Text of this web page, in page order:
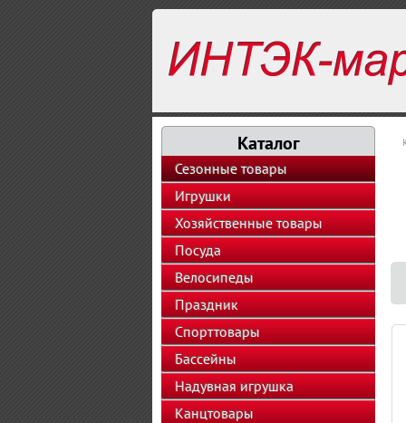
Каталог
Сезонные товары
Игрушки
Хозяйственные товары
Посуда
Велосипеды
Праздник
Спорттовары
Бассейны
Надувная игрушка
Канцтовары